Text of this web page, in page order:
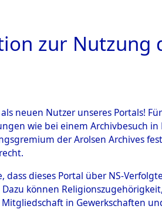
0053
zur Nutzung
neuen Nutzer unseres Portals!
wie bei einem Archivbesuch
der Arolsen Archives
dass dieses Portal über NS-
können
in Gewerkschaften